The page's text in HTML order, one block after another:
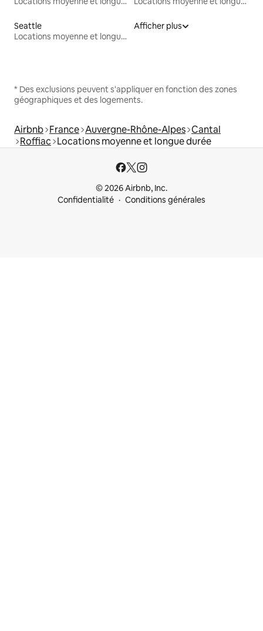
Seattle
Locations moyenne et longue durée
Afficher plus
* Des exclusions peuvent s'appliquer en fonction des zones
géographiques et des logements.
Airbnb France Auvergne-Rhône-Alpes Cantal
Roffiac Locations moyenne et longue durée
© 2026 Airbnb, Inc.
Confidentialité
Conditions générales